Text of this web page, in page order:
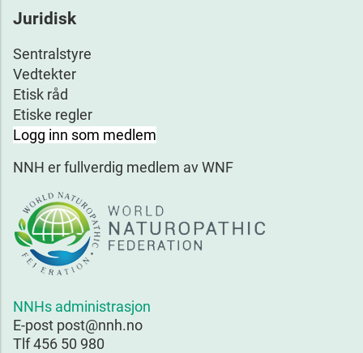
Juridisk
Sentralstyre
Vedtekter
Etisk råd
Etiske regler
Logg inn som medlem
NNH er fullverdig medlem av WNF
NNHs administrasjon
E-post post@nnh.no
Tlf 456 50 980